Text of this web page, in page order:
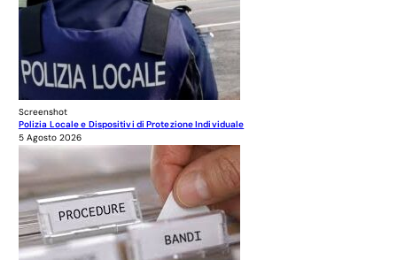
Screenshot
Polizia Locale e Dispositivi di Protezione Individuale
5 Agosto 2026